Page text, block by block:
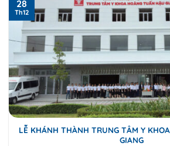
LỄ KHÁNH THÀNH TRUNG TÂM Y
GIANG
28
Th12